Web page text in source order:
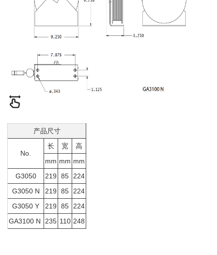
产品尺寸
No.
长 宽
高
mm mm mm
G3050
219 85
224
G3050 N
219 85
224
G3050 Y
219 85
224
GA3100 N
235 110 248